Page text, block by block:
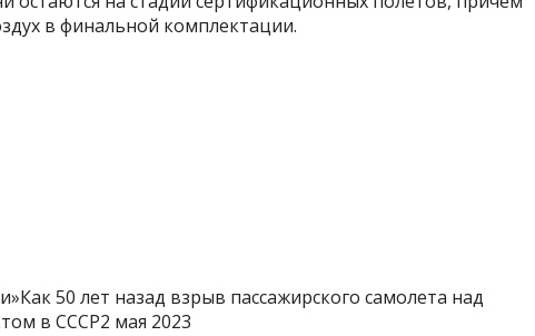
в финальной комплектации.
50 лет назад взрыв пассажирского самолета над
в СССР2 мая 2023